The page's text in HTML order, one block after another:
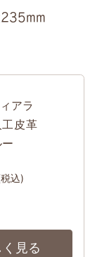
アラ
皮革
込)
見る